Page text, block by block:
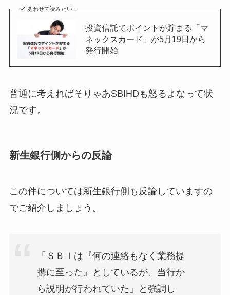
あわせて読みたい
投資信託でポイントが貯まる「マ
ネックスカード」が5月19日から
発行開始
普通に考えればそりゃあSBIHDも怒るよなって状
況です。
新生銀行側からの反論
この件については新生銀行側も反論していますの
でご紹介しましょう。
「ＳＢＩは『何の連絡もなく業務提
携に至った』としているが、当行か
ら説明が行われていた」と強調し